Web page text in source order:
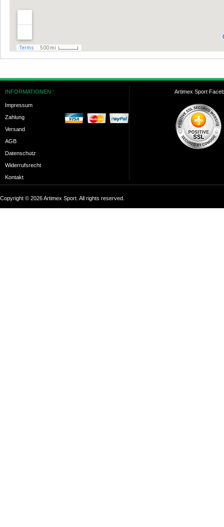
INFORMATIONEN :
Impressum
Zahlung
Versand
AGB
Datenschutz
Widerrufsrecht
Kontakt
Artimex Sport
Copyright © 2026 Artimex Sport. All rights reserved.